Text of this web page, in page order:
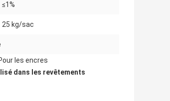
≤1%
25 kg/sac
les encres
dans les revêtements